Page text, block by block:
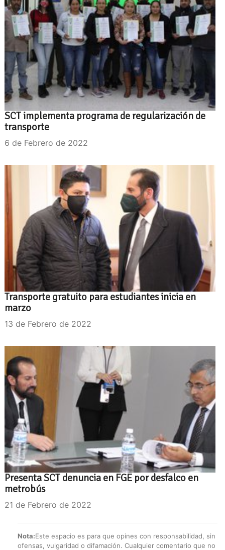
SCT implementa programa de regularización de
transporte
6 de Febrero de 2022
Transporte gratuito para estudiantes inicia en
marzo
13 de Febrero de 2022
Presenta SCT denuncia en FGE por desfalco en
metrobús
21 de Febrero de 2022
Nota:Este espacio es para que opines con responsabilidad, sin
ofensas, vulgaridad o difamación. Cualquier comentario que no